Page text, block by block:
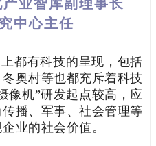
业智库副理事长
中心主任
都有科技的呈现，包括
奥村等也都充斥着科技
像机”研发起点较高，应
播、军事、社会管理等
业的社会价值。